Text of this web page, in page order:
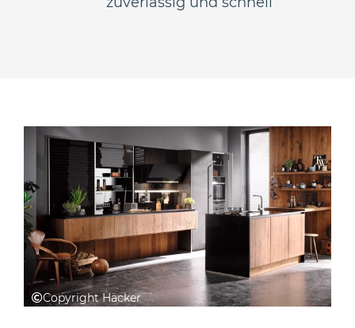
Copyright Häcker